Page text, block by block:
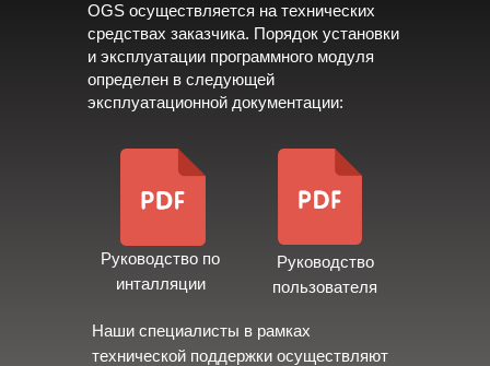
OGS осуществляется на технических
средствах заказчика. Порядок установки
и эксплуатации программного модуля
определен в следующей
эксплуатационной документации:
Наши специалисты в рамках
технической поддержки осуществляют
Руководство
пользователя
Руководство по
инталляции